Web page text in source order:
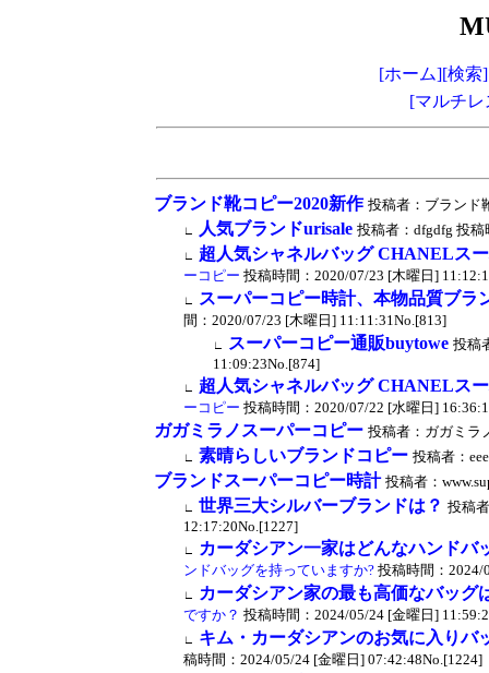
[ホーム][検索]
[マルチ
ブランド靴コピー2020新作 投稿者：ブランド
∟ 人気ブランドurisale 投稿者：dfgdfg 投
∟ 超人気シャネルバッグ CHANELス
ーコピー 投稿時間：2020/07/23 [木曜日]
∟ スーパーコピー時計、本物品質ブラ
間：2020/07/23 [木曜日] 11:11:31No.[813]
∟ スーパーコピー通販buytowe 投稿
11:09:23No.[874]
∟ 超人気シャネルバッグ CHANELス
ーコピー 投稿時間：2020/07/22 [水曜日]
ガガミラノスーパーコピー 投稿者：ガガミラ
∟ 素晴らしいブランドコピー 投稿者：
ブランドスーパーコピー時計 投稿者：
∟ 世界三大シルバーブランドは？ 投稿
12:17:20No.[1227]
∟ カーダシアン一家はどんなハンドバ
ンドバッグを持っていますか? 投稿時間：2024/
∟ カーダシアン家の最も高価なバッグ
ですか？ 投稿時間：2024/05/24 [金曜日]
∟ キム・カーダシアンのお気に入りバ
稿時間：2024/05/24 [金曜日] 07:42:48No.[1224]